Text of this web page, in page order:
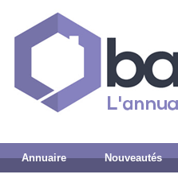
Annuaire Nouveautés